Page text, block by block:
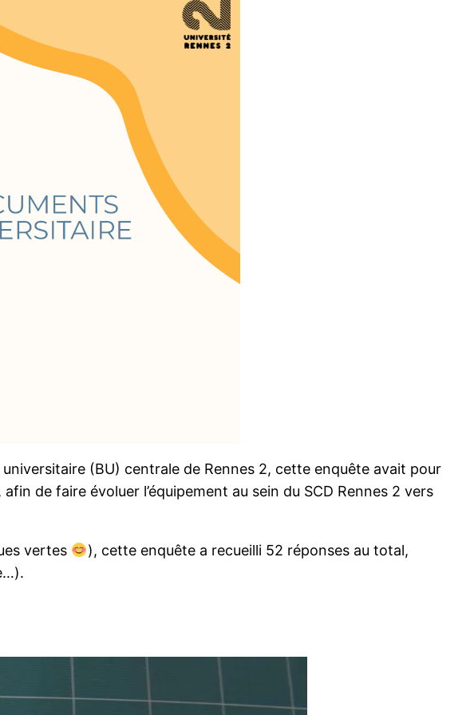
(BU) centrale de Rennes 2, cette enquête avait pour
de faire évoluer l’équipement au sein du SCD Rennes 2 vers
vertes
), cette enquête a recueilli 52 réponses au total,